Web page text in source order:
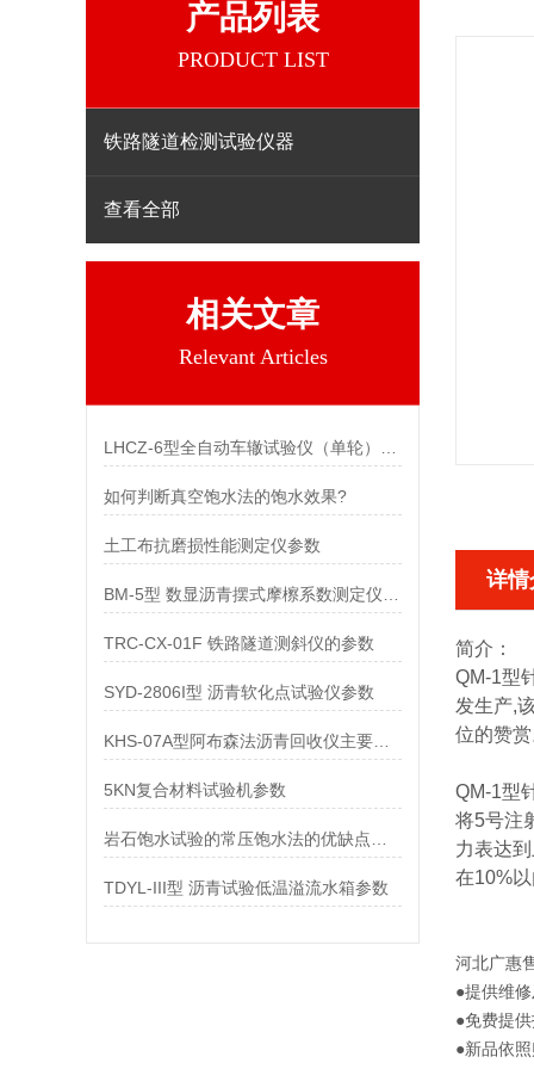
产品列表
PRODUCT LIST
铁路隧道检测试验仪器
查看全部
相关文章
Relevant Articles
如何判断真空饱水法的饱水效果?
土工布抗磨损性能测定仪参数
TRC-CX-01F 铁路隧道测斜仪的参数
SYD-2806I型 沥青软化点试验仪参数
KHS-07A型阿布森法沥青回收仪主要技术参数
5KN复合材料试验机参数
TDYL-III型 沥青试验低温溢流水箱参数
详
简介：
QM-1型
发生产,
位的赞
QM-1型
将5号注
力表达
在10%
河北广惠
●提供维
●免费提
●新品依